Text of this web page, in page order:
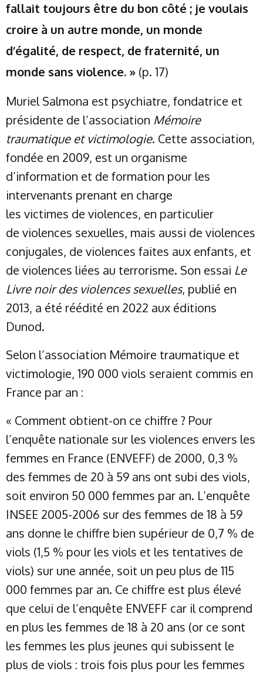
fallait toujours être du bon côté ; je voulais
croire à un autre monde, un monde
d’égalité, de respect, de fraternité, un
monde sans violence. » (p. 17)
Muriel Salmona est psychiatre, fondatrice et
présidente de l’association Mémoire
traumatique et victimologie. Cette association,
fondée en 2009, est un organisme
d’information et de formation pour les
intervenants prenant en charge
les victimes de violences, en particulier
de violences sexuelles, mais aussi de violences
conjugales, de violences faites aux enfants, et
de violences liées au terrorisme. Son essai Le
Livre noir des violences sexuelles, publié en
2013, a été réédité en 2022 aux éditions
Dunod.
Selon l’association Mémoire traumatique et
victimologie, 190 000 viols seraient commis en
France par an :
« Comment obtient-on ce chiffre ? Pour
l’enquête nationale sur les violences envers les
femmes en France (ENVEFF) de 2000, 0,3 %
des femmes de 20 à 59 ans ont subi des viols,
soit environ 50 000 femmes par an. L’enquête
INSEE 2005-2006 sur des femmes de 18 à 59
ans donne le chiffre bien supérieur de 0,7 % de
viols (1,5 % pour les viols et les tentatives de
viols) sur une année, soit un peu plus de 115
000 femmes par an. Ce chiffre est plus élevé
que celui de l’enquête ENVEFF car il comprend
en plus les femmes de 18 à 20 ans (or ce sont
les femmes les plus jeunes qui subissent le
plus de viols : trois fois plus pour les femmes